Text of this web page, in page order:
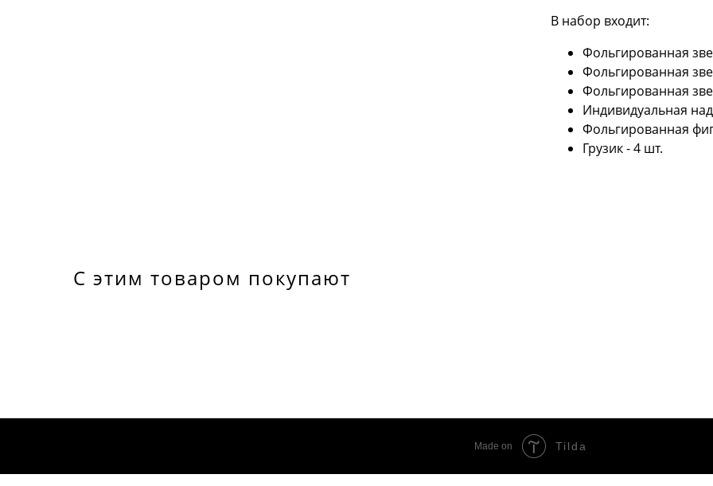
В набор входит:
Фольгированная
Фольгированная
Фольгированная
Индивидуальная
Фольгированная
Грузик - 4 шт.
С этим товаром покупают
Made on Tilda